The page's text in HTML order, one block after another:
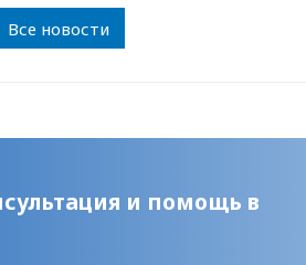
Все новости
и помощь в